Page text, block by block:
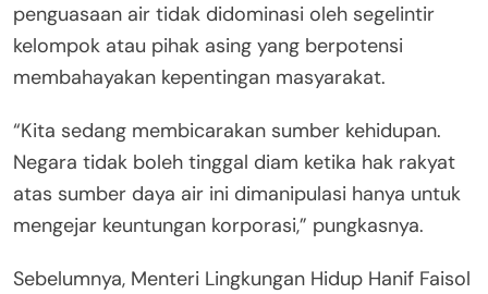
penguasaan air tidak didominasi oleh segelintir
kelompok atau pihak asing yang berpotensi
membahayakan kepentingan masyarakat.
“Kita sedang membicarakan sumber kehidupan.
Negara tidak boleh tinggal diam ketika hak rakyat
atas sumber daya air ini dimanipulasi hanya untuk
mengejar keuntungan korporasi,” pungkasnya.
Sebelumnya, Menteri Lingkungan Hidup Hanif Faisol